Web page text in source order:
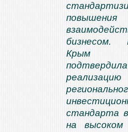
повышения
бизнесом.
Крым
подтвердила
реализацию
стандарта
на высоком